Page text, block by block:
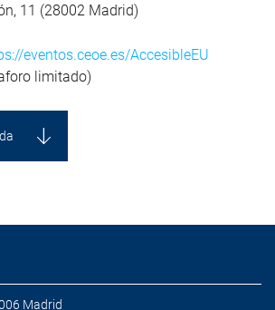
11 (28002 Madrid)
eventos.ceoe.es/AccesibleEU
limitado)
Madrid